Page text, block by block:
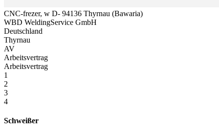
CNC-frezer, w D- 94136 Thyrnau (Bawaria)
WBD WeldingService GmbH
Deutschland
Thyrnau
AV
Arbeitsvertrag
Arbeitsvertrag
1
2
3
4
Schweißer